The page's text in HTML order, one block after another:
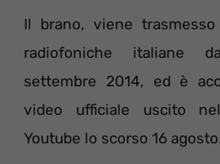
Il brano, viene
radiofoniche italiane
settembre 2014, ed è
video ufficiale uscito
Youtube lo scorso 16